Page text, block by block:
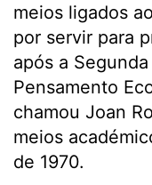
meios ligados
por servir para
após a
Pensamento
chamou Joan
meios
de 1970.